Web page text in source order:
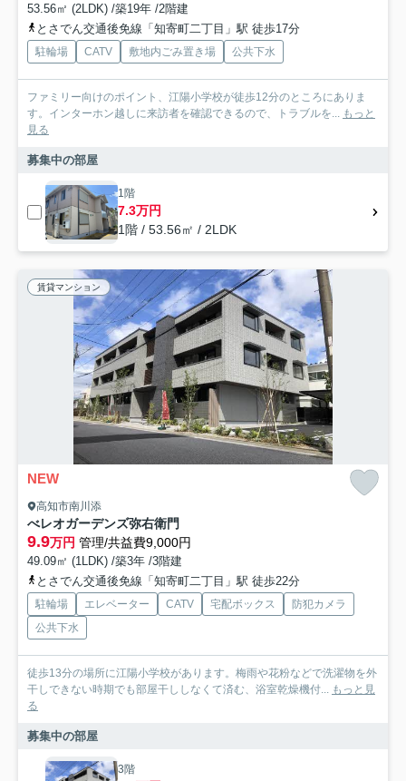
53.56㎡ (2LDK) /築19年 /2階建
とさでん交通後免線「知寄町二丁目」駅 徒歩17分
駐輪場 CATV 敷地内ごみ置き場 公共下水
ファミリー向けのポイント、江陽小学校が徒歩12分のところにありま
す。インターホン越しに来訪者を確認できるので、トラブルを... もっと
見る
募集中の部屋
1階
7.3万円
1階 / 53.56㎡ / 2LDK
賃貸マンション
NEW
高知市南川添
べレオガーデンズ弥右衛門
9.9万円 管理/共益費9,000円
49.09㎡ (1LDK) /築3年 /3階建
とさでん交通後免線「知寄町二丁目」駅 徒歩22分
駐輪場 エレベーター CATV 宅配ボックス
防犯カメラ
公共下水
徒歩13分の場所に江陽小学校があります。梅雨や花粉などで洗濯物を外
干しできない時期でも部屋干ししなくて済む、浴室乾燥機付... もっと見
る
募集中の部屋
3階